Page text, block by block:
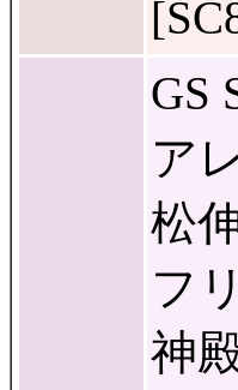
GS
ア
松
フ
神